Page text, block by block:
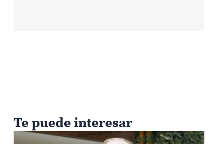
Te puede interesar